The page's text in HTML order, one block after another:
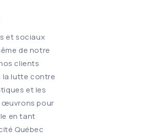
et sociaux
de notre
clients
la lutte contre
et les
œuvrons pour
en tant
Québec